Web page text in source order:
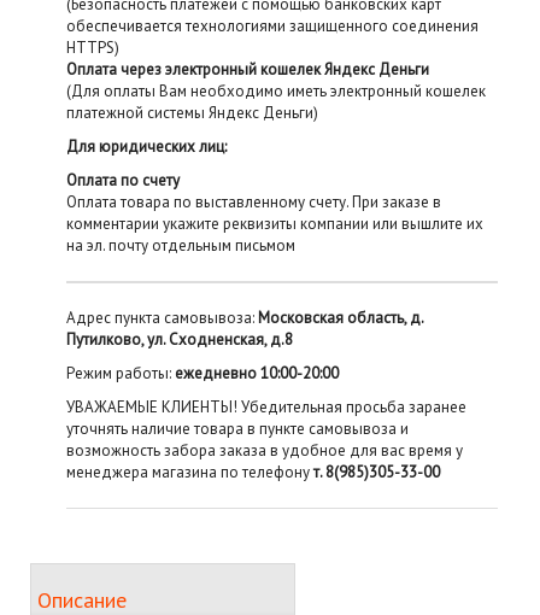
(Безопасность платежей с помощью банковских карт
обеспечивается технологиями защищенного соединения
HTTPS)
Оплата через электронный кошелек Яндекс Деньги
(Для оплаты Вам необходимо иметь электронный кошелек
платежной системы Яндекс Деньги)
Для юридических лиц:
Оплата по счету
Оплата товара по выставленному счету. При заказе в
комментарии укажите реквизиты компании или вышлите их
на эл. почту отдельным письмом
Адрес пункта самовывоза: Московская область, д.
Путилково, ул. Сходненская, д.8
Режим работы: ежедневно 10:00-20:00
УВАЖАЕМЫЕ КЛИЕНТЫ! Убедительная просьба заранее
уточнять наличие товара в пункте самовывоза и
возможность забора заказа в удобное для вас время у
менеджера магазина по телефонут. 8(985)305-33-00
Описание